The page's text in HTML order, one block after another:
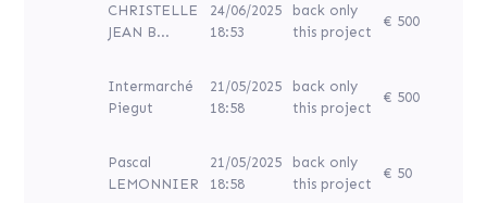
CHRISTELLE
JEAN B...
24/06/2025
18:53
back only
this project
€ 500
Intermarché
Piegut
21/05/2025
18:58
back only
this project
€ 500
Pascal
LEMONNIER
21/05/2025
18:58
back only
this project
€ 50